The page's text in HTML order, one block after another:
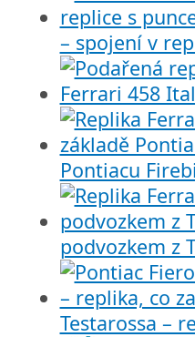
– spojení v
Pontiacu
podvozkem z
Testarossa –